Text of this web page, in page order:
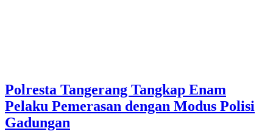
Polresta Tangerang Tangkap Enam
Pelaku Pemerasan dengan Modus Polisi
Gadungan